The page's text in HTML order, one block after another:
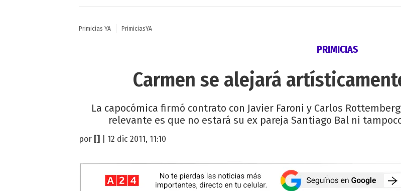
Primicias YA PrimiciasYA
PRIMICIAS
Carmen se alejará
La capocómica firmó contrato con Javier Faroni y Carlos
relevante es que no estará su ex pareja Santiago Bal ni
por | 12 dic 2011, 11:10